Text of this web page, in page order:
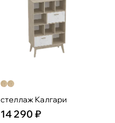
стеллаж Калгари
14 290 ₽